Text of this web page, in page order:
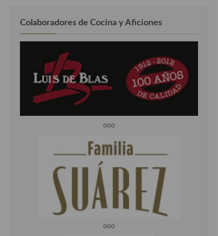
Colaboradores de Cocina y Aficiones
ooo
ooo